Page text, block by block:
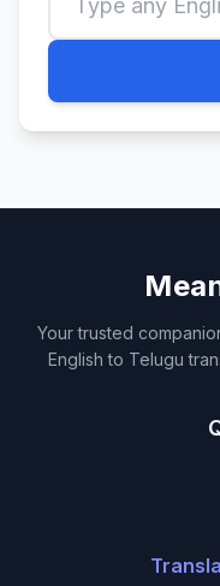
Your trusted
English to Telugu